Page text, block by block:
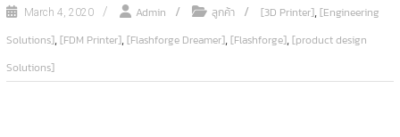
March 4, 2020 Admin ลูกค้า [3D Printer],[Engineering
Solutions],[FDM Printer],[Flashforge Dreamer],[Flashforge],[product design
Solutions]